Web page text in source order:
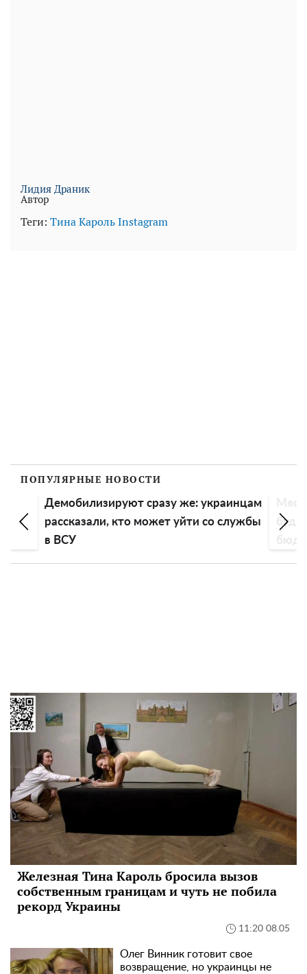
Лидия Драник
Автор
Теги: Тина КарольInstagram
ПОПУЛЯРНЫЕ НОВОСТИ
Демобилизируют сразу же: украинцам
рассказали, кто может уйти со службы
в ВСУ
Железная Тина Кароль бросила вызов
собственным границам и чуть не побила
рекорд Украины
11:20 08.05
Олег Винник готовит свое
возвращение, но украинцы не